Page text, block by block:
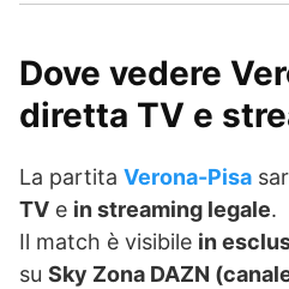
Dove vedere
diretta TV e
La partita Verona-Pisa
TV e in streaming legale.
Il match è visibile in
su Sky Zona DAZN